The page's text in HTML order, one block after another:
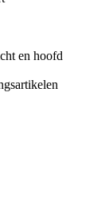
en hoofd